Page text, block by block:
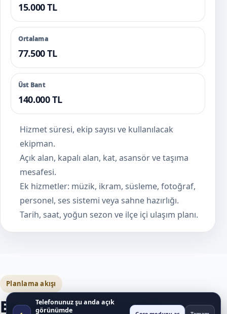
15.000 TL
Ortalama
77.500 TL
Üst Bant
140.000 TL
Hizmet süresi, ekip sayısı ve kullanılacak
ekipman.
Açık alan, kapalı alan, kat, asansör ve taşıma
mesafesi.
Ek hizmetler: müzik, ikram, süsleme, fotoğraf,
personel, ses sistemi veya sahne hazırlığı.
Tarih, saat, yoğun sezon ve ilçe içi ulaşım planı.
Planlama akışı
Beyoğlu Cinsiyet Partisi
Telefonunuz şu anda açık
görünümde